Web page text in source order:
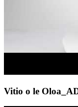
Vitio o le